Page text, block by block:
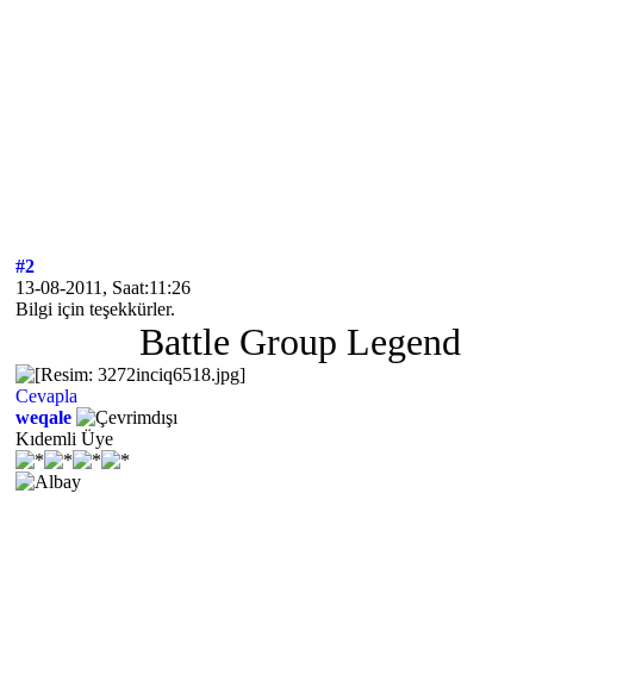
#2
13-08-2011, Saat:11:26
Bilgi için teşekkürler.
Battle Group Legend
Cevapla
weqale
Kıdemli Üye